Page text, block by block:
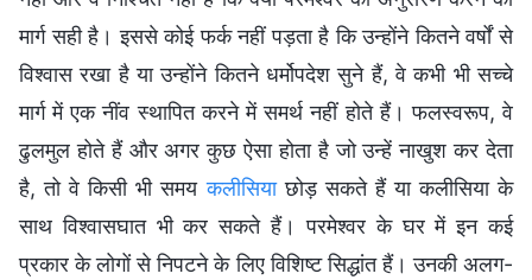
मार्ग सही है। इससे कोई फर्क नहीं पड़ता है कि उन्होंने कितने वर्षों से
विश्वास रखा है या उन्होंने कितने धर्मोपदेश सुने हैं, वे कभी भी सच्चे
मार्ग में एक नींव स्थापित करने में समर्थ नहीं होते हैं। फलस्वरूप, वे
ढुलमुल होते हैं और अगर कुछ ऐसा होता है जो उन्हें नाखुश कर देता
है, तो वे किसी भी समयकलीसियाछोड़ सकते हैं या कलीसिया के
साथ विश्वासघात भी कर सकते हैं। परमेश्वर के घर में इन कई
प्रकार के लोगों से निपटने के लिए विशिष्ट सिद्धांत हैं। उनकी अलग-